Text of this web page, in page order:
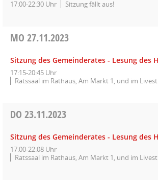
17:00-22:30 Uhr Sitzung fällt aus!
MO27.11.2023
Sitzung des Gemeinderates - Lesung des
17:15-20:45 Uhr
Ratssaal im Rathaus, Am Markt 1, und im
DO23.11.2023
Sitzung des Gemeinderates - Lesung des
17:00-22:08 Uhr
Ratssaal im Rathaus, Am Markt 1, und im